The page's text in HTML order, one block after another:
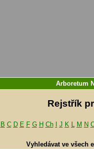
Arboretum
Rejstřík
B C D E F G H Ch J K L M N
Vyhledávat ve všech